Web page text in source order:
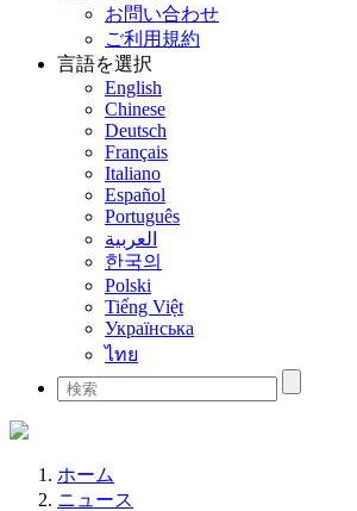
お問い合わせ
ご利用規約
言語を選択
English
Chinese
Deutsch
Français
Italiano
Español
Português
العربية
한국의
Polski
Tiếng Việt
Українська
ไทย
ホーム
ニュース